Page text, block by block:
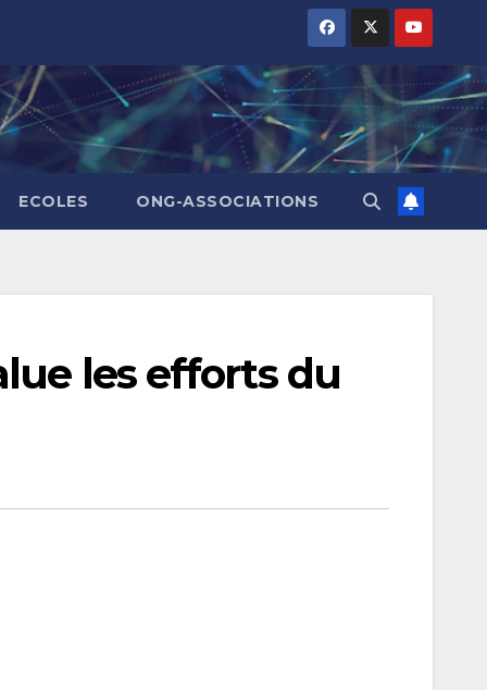
ECOLES ONG-ASSOCIATIONS
les efforts du